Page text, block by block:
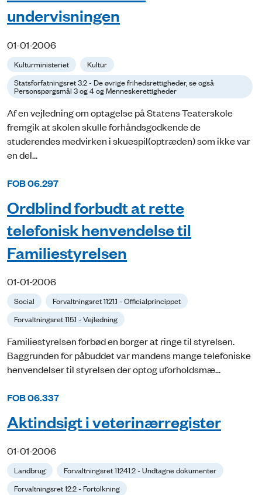
undervisningen
01-01-2006
Kulturministeriet
Kultur
Statsforfatningsret 3.2 - De øvrige frihedsrettigheder, se også
Personspørgsmål 3 og 4 og Menneskerettigheder
Af en vejledning om optagelse på Statens Teaterskole
fremgik at skolen skulle forhåndsgodkende de
studerendes medvirken i skuespil(optræden) som ikke var
en del...
FOB 06.297
Ordblind forbudt at rette
telefonisk henvendelse til
Familiestyrelsen
01-01-2006
Social
Forvaltningsret 1121.1 - Officialprincippet
Forvaltningsret 115.1 - Vejledning
Familiestyrelsen forbød en borger at ringe til styrelsen.
Baggrunden for påbuddet var mandens mange telefoniske
henvendelser til styrelsen der optog uforholdsmæ...
FOB 06.337
Aktindsigt i veterinærregister
01-01-2006
Landbrug
Forvaltningsret 11241.2 - Undtagne dokumenter
Forvaltningsret 12.2 - Fortolkning